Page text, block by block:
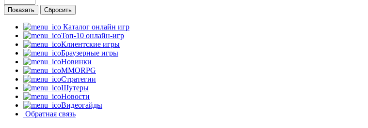
Каталог онлайн игр
Топ-10 онлайн-игр
Клиентские игры
Браузерные игры
Новинки
MMORPG
Стратегии
Шутеры
Новости
Видеогайды
Обратная связь